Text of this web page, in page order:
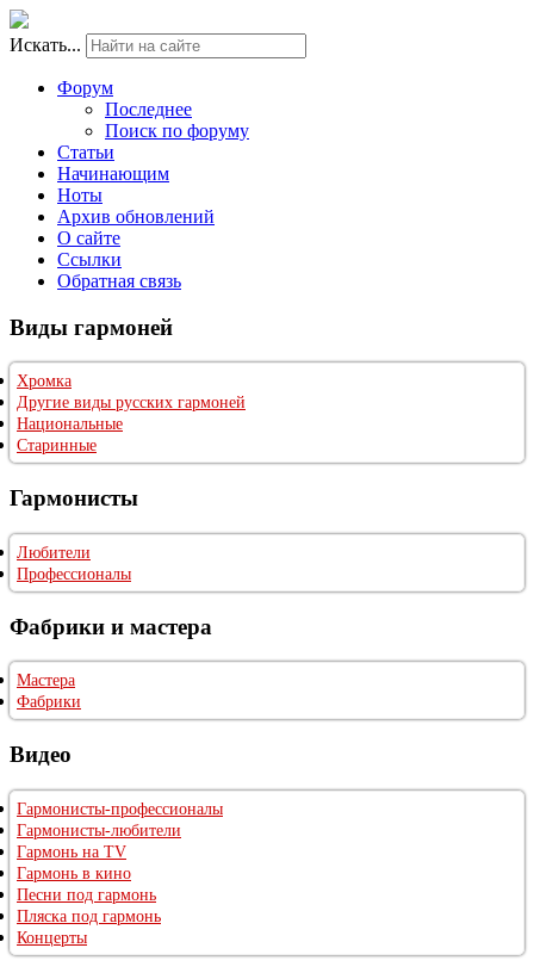
Искать...
Форум
Последнее
Поиск по форуму
Статьи
Начинающим
Ноты
Архив обновлений
О сайте
Ссылки
Обратная связь
Виды гармоней
Хромка
Другие виды русских гармоней
Национальные
Старинные
Гармонисты
Любители
Профессионалы
Фабрики и мастера
Мастера
Фабрики
Видео
Гармонисты-профессионалы
Гармонисты-любители
Гармонь на TV
Гармонь в кино
Песни под гармонь
Пляска под гармонь
Концерты